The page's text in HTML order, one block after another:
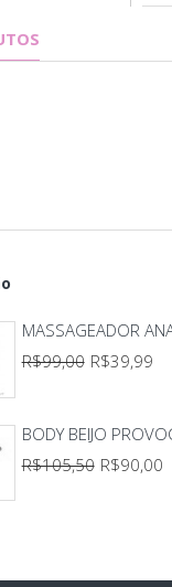
o
•
R$39,99
R$99,00
R$90,00
R$105,50